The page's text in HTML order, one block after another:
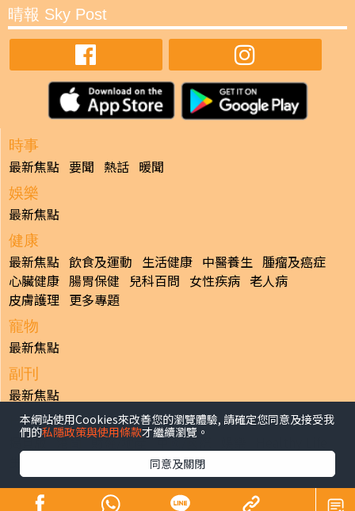
晴報 Sky Post
時事
最新焦點 要聞 熱話 暖聞
娛樂
最新焦點
健康
最新焦點 飲食及運動 生活健康 中醫養生 腫瘤及癌症
心臟健康 腸胃保健 兒科百問 女性疾病 老人病
皮膚護理 更多專題
寵物
最新焦點
副刊
最新焦點
日報
揭頁版 港聞 財經/地產 中國/國際
體育 專題/人物
香港經濟日報版權所有©2026
本網站使用Cookies來改善您的瀏覽體驗, 請確定您同意及接受我
們的私隱政策與使用條款才繼續瀏覽。
同意及關閉